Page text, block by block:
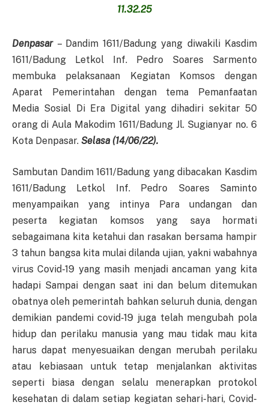
Denpasar – Dandim 1611/Badung yang diwakili Kasdim
1611/Badung Letkol Inf. Pedro Soares Sarmento
membuka pelaksanaan Kegiatan Komsos dengan
Aparat Pemerintahan dengan tema Pemanfaatan
Media Sosial Di Era Digital yang dihadiri sekitar 50
orang di Aula Makodim 1611/Badung Jl. Sugianyar no. 6
Kota Denpasar. Selasa (14/06/22).
Sambutan Dandim 1611/Badung yang dibacakan Kasdim
1611/Badung Letkol Inf. Pedro Soares Saminto
menyampaikan yang intinya Para undangan dan
peserta kegiatan komsos yang saya hormati
sebagaimana kita ketahui dan rasakan bersama hampir
3 tahun bangsa kita mulai dilanda ujian, yakni wabahnya
virus Covid-19 yang masih menjadi ancaman yang kita
hadapi Sampai dengan saat ini dan belum ditemukan
obatnya oleh pemerintah bahkan seluruh dunia, dengan
demikian pandemi covid-19 juga telah mengubah pola
hidup dan perilaku manusia yang mau tidak mau kita
harus dapat menyesuaikan dengan merubah perilaku
atau kebiasaan untuk tetap menjalankan aktivitas
seperti biasa dengan selalu menerapkan protokol
kesehatan di dalam setiap kegiatan sehari-hari, Covid-